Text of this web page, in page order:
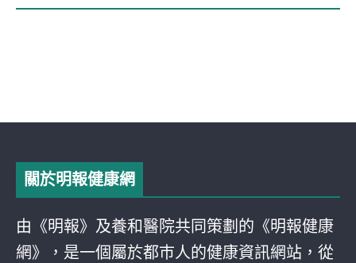
關於明報健康網
由《明報》及養和醫院共同策劃的《明報健康
網》，是一個屬於都巿人的健康資訊網站，從